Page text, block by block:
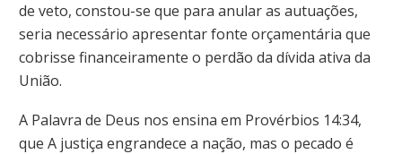
de veto, constou-se que para anular as autuações,
seria necessário apresentar fonte orçamentária que
cobrisse financeiramente o perdão da dívida ativa da
União.
A Palavra de Deus nos ensina em Provérbios 14:34,
que A justiça engrandece a nação, mas o pecado é